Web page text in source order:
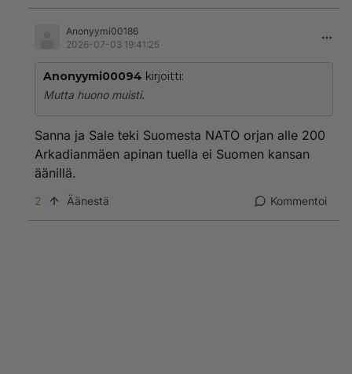
ydinase uhkauksien takia...tämähän oli selvä asia jo
ennalta että näin käy.
Aivan hullua ja järjetöntä alkaa pienen Suomen
varaa ostaa. vielä maata joka on maailman ydinase
kunkku !
Anonyymi00186
2026-07-03 19:41:25
Anonyymi00094 kirjoitti:
Mutta huono muisti.
Sanna ja Sale teki Suomesta NATO orjan alle 200
Arkadianmäen apinan tuella ei Suomen kansan
äänillä.
2 Äänestä Kommentoi